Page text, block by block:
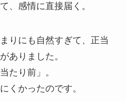
、感情に直接届く。
りにも自然すぎて、正当
ありました。
たり前」。
くかったのです。